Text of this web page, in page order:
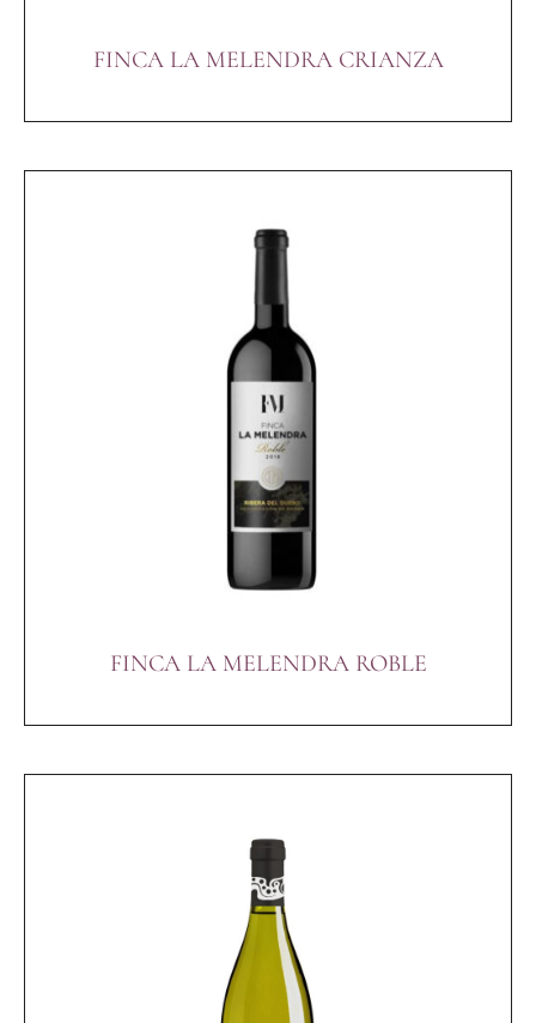
FINCA LA MELENDRA CRIANZA
FINCA LA MELENDRA ROBLE